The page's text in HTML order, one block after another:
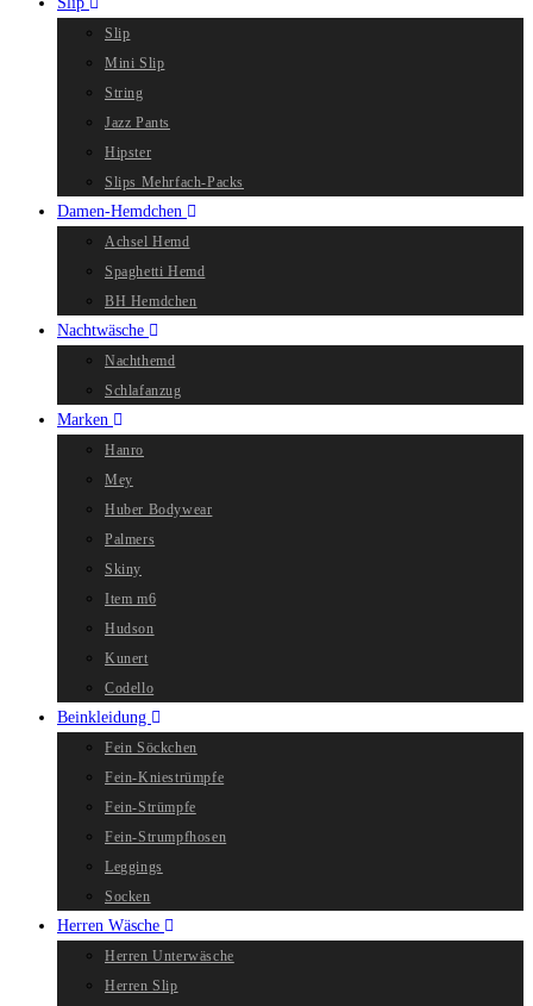
Slip
Mini Slip
String
Jazz Pants
Hipster
Slips Mehrfach-Packs
Damen-Hemdchen
Achsel Hemd
Spaghetti Hemd
BH Hemdchen
Nachtwäsche
Nachthemd
Schlafanzug
Marken
Hanro
Mey
Huber Bodywear
Palmers
Skiny
Item m6
Hudson
Kunert
Codello
Beinkleidung
Fein Söckchen
Fein-Kniestrümpfe
Fein-Strümpfe
Fein-Strumpfhosen
Leggings
Socken
Herren Wäsche
Herren Unterwäsche
Herren Slip